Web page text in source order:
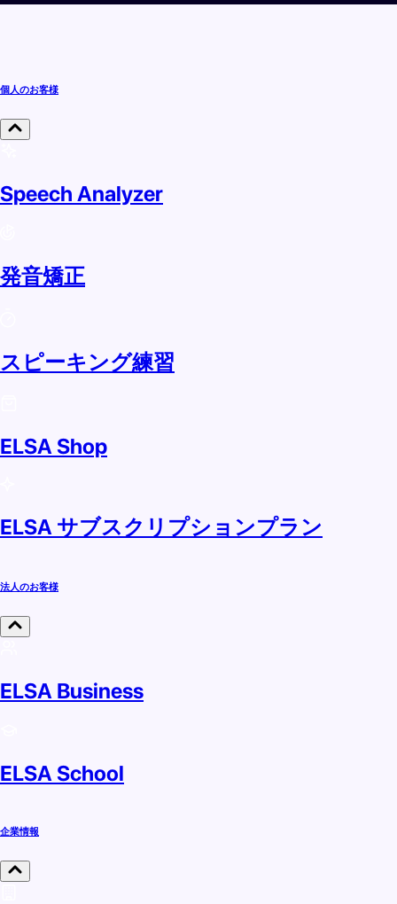
個人のお客様
Speech Analyzer
発音矯正
スピーキング練習
ELSA Shop
ELSA サブスクリプションプラン
法人のお客様
ELSA Business
ELSA School
企業情報